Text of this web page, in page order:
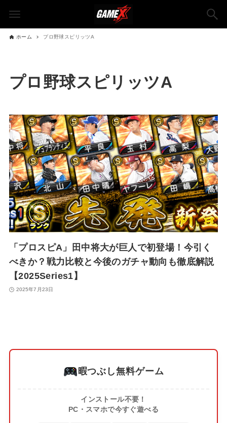
ホーム プロ野球スピリッツA
プロ野球スピリッツA
「プロスピA」田中将大が巨人で初登場！今引く
べきか？戦力比較と今後のガチャ動向も徹底解説
【2025Series1】
2025年7月23日
暇つぶし無料ゲーム
インストール不要！
PC・スマホで今すぐ遊べる